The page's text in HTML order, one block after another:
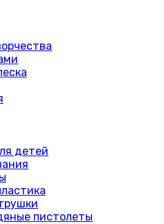
детей
пистолеты